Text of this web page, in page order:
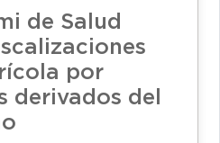
de Salud
por
derivados del